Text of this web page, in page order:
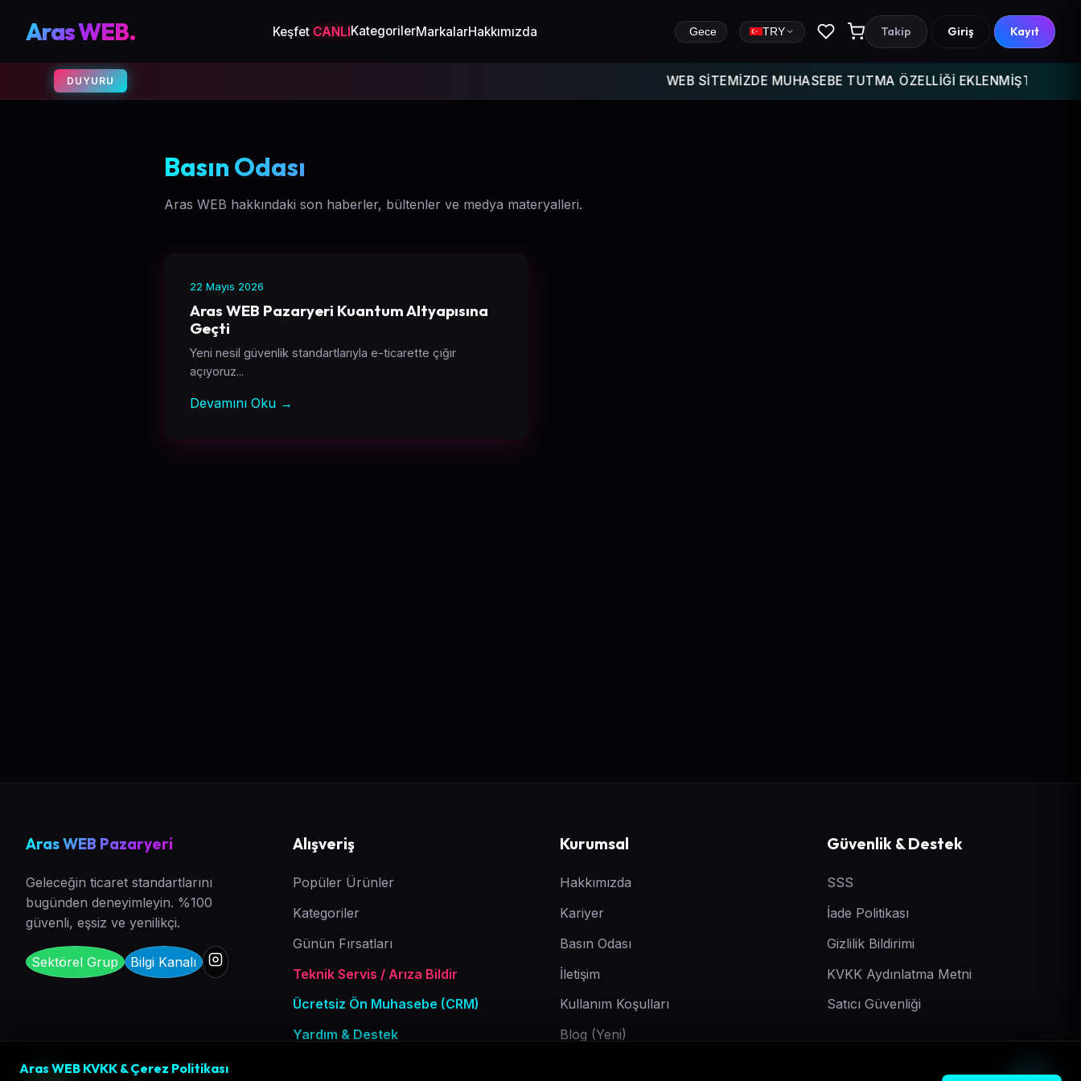
Aras WEB. Keşfet CANLIKategorilerMarkalarHakkımızda Gece TRY Takip Giriş Kayıt
DUYURU WEB SİTEMİZDE MUHASEBE TUTMA ÖZELLİĞİ EKLENMİŞTİR GELİR
Basın Odası
Aras WEB hakkındaki son haberler, bültenler ve medya materyalleri.
22 Mayıs 2026
Aras WEB Pazaryeri Kuantum Altyapısına
Geçti
Yeni nesil güvenlik standartlarıyla e-ticarette çığır
açıyoruz...
Devamını Oku →
Aras WEB Pazaryeri
Geleceğin ticaret standartlarını
bugünden deneyimleyin. %100
güvenli, eşsiz ve yenilikçi.
Sektörel Grup Bilgi Kanalı
Alışveriş
Popüler Ürünler
Kategoriler
Günün Fırsatları
Teknik Servis / Arıza Bildir
Ücretsiz Ön Muhasebe (CRM)
Yardım & Destek
Kurumsal
Hakkımızda
Kariyer
Basın Odası
İletişim
Kullanım Koşulları
Blog (Yeni)
Güvenlik & Destek
SSS
İade Politikası
Gizlilik Bildirimi
KVKK Aydınlatma Metni
Satıcı Güvenliği
Aras WEB KVKK & Çerez Politikası